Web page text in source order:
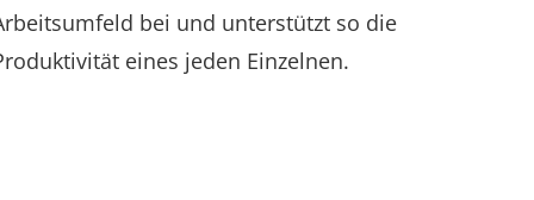
bei und unterstützt so die
eines jeden Einzelnen.